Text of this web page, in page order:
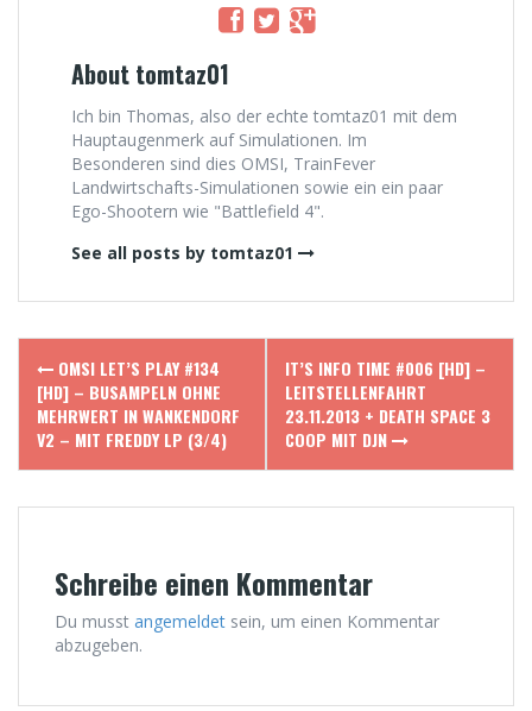
About tomtaz01
Ich bin Thomas, also der echte tomtaz01 mit dem
Hauptaugenmerk auf Simulationen. Im
Besonderen sind dies OMSI, TrainFever
Landwirtschafts-Simulationen sowie ein ein paar
Ego-Shootern wie "Battlefield 4".
See all posts by tomtaz01
Post
navigation
OMSI LET’S PLAY #134
[HD] – BUSAMPELN OHNE
MEHRWERT IN WANKENDORF
V2 – MIT FREDDY LP (3/4)
IT’S INFO TIME #006 [HD] –
LEITSTELLENFAHRT
23.11.2013 + DEATH SPACE 3
COOP MIT DJN
Schreibe einen Kommentar
Du musst angemeldet sein, um einen Kommentar
abzugeben.